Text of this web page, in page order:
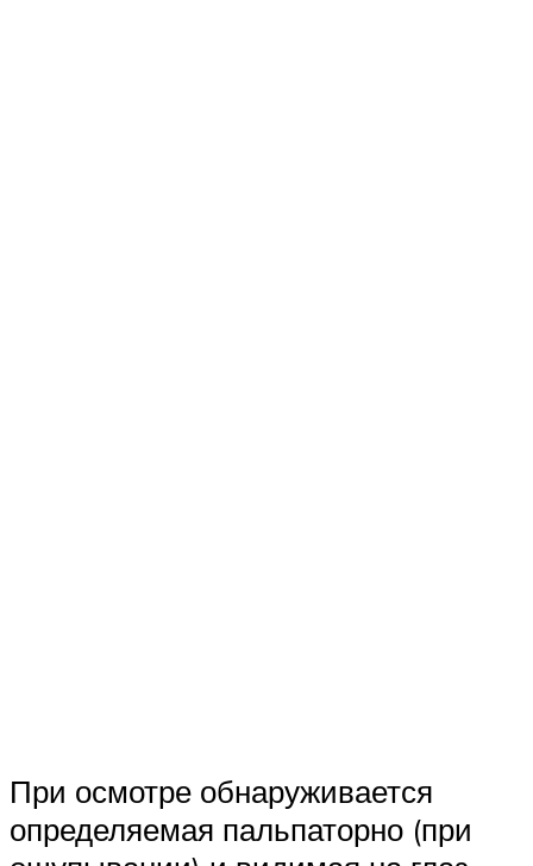
При осмотре обнаруживается
определяемая пальпаторно (при